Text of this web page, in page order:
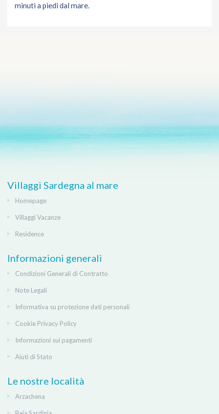
minuti a piedi dal mare.
Villaggi Sardegna al mare
Homepage
Villaggi Vacanze
Residence
Informazioni generali
Condizioni Generali di Contratto
Note Legali
Informativa su protezione dati personali
Cookie Privacy Policy
Informazioni sui pagamenti
Aiuti di Stato
Le nostre località
Arzachena